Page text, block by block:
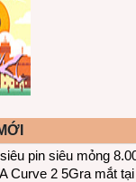
pin siêu mỏng
Curve 2 5Gra mắt